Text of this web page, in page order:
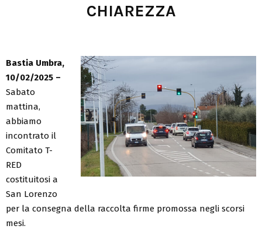
CHIAREZZA
Bastia Umbra,
10/02/2025 –
Sabato
mattina,
abbiamo
incontrato il
Comitato T-
RED
costituitosi a
San Lorenzo
per la consegna della raccolta firme promossa negli scorsi
mesi.